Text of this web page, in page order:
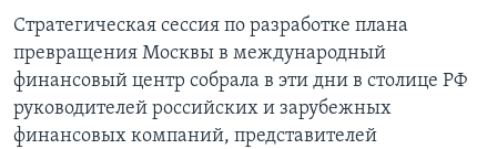
Стратегическая сессия по разработке плана
превращения Москвы в международный
финансовый центр собрала в эти дни в столице РФ
руководителей российских и зарубежных
финансовых компаний, представителей